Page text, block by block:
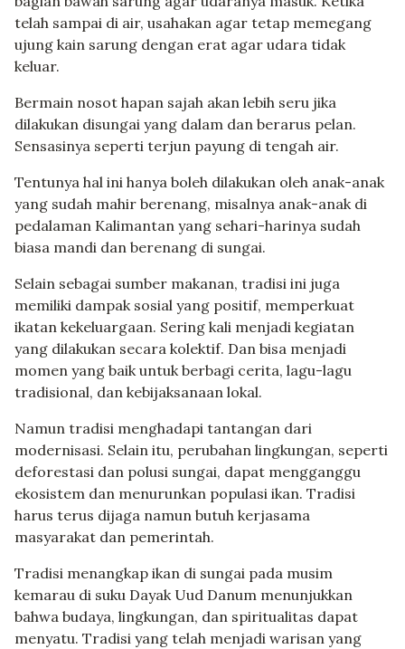
telah sampai di air, usahakan agar tetap memegang
ujung kain sarung dengan erat agar udara tidak
keluar.
Bermain nosot hapan sajah akan lebih seru jika
dilakukan disungai yang dalam dan berarus pelan.
Sensasinya seperti terjun payung di tengah air.
Tentunya hal ini hanya boleh dilakukan oleh anak-anak
yang sudah mahir berenang, misalnya anak-anak di
pedalaman Kalimantan yang sehari-harinya sudah
biasa mandi dan berenang di sungai.
Selain sebagai sumber makanan, tradisi ini juga
memiliki dampak sosial yang positif, memperkuat
ikatan kekeluargaan. Sering kali menjadi kegiatan
yang dilakukan secara kolektif. Dan bisa menjadi
momen yang baik untuk berbagi cerita, lagu-lagu
tradisional, dan kebijaksanaan lokal.
Namun tradisi menghadapi tantangan dari
modernisasi. Selain itu, perubahan lingkungan, seperti
deforestasi dan polusi sungai, dapat mengganggu
ekosistem dan menurunkan populasi ikan. Tradisi
harus terus dijaga namun butuh kerjasama
masyarakat dan pemerintah.
Tradisi menangkap ikan di sungai pada musim
kemarau di suku Dayak Uud Danum menunjukkan
bahwa budaya, lingkungan, dan spiritualitas dapat
menyatu. Tradisi yang telah menjadi warisan yang